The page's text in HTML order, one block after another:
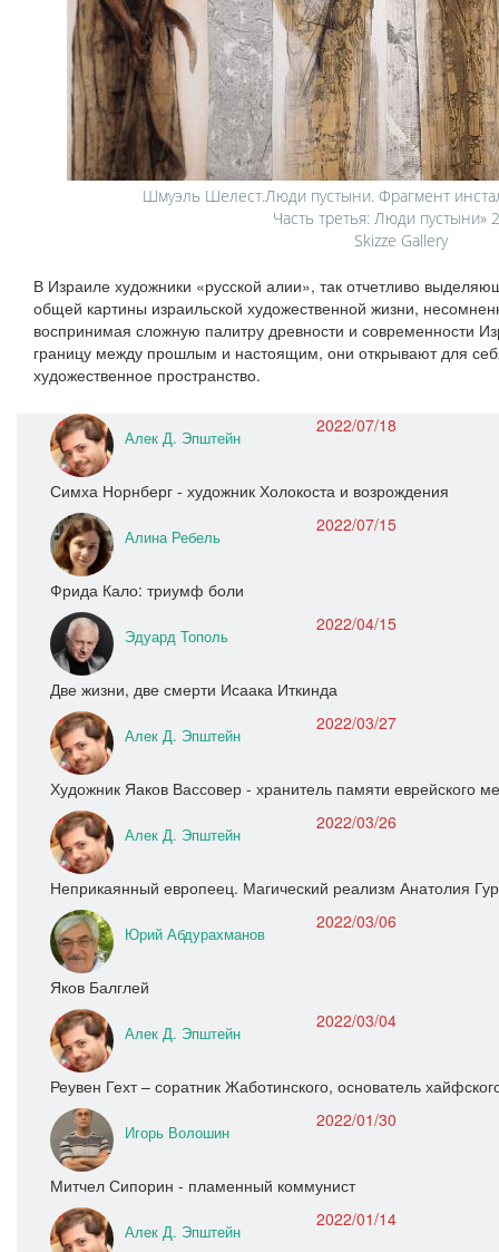
Шмуэль Шелест.Люди пустыни. Фрагмент
Часть третья: Люди пустыни»
Skizze Gallery
В Израиле художники «русской алии», так отчетливо
общей картины израильской художественной жизни,
воспринимая сложную палитру древности и современности
границу между прошлым и настоящим, они открывают для
художественное пространство.
Алек Д. Эпштейн
2022/07/18
Симха Норнберг - художник Холокоста и возрождения
Алина Ребель
2022/07/15
Фрида Кало: триумф боли
Эдуард Тополь
2022/04/15
Две жизни, две смерти Исаака Иткинда
Алек Д. Эпштейн
2022/03/27
Художник Яаков Вассовер - хранитель памяти еврейского
Алек Д. Эпштейн
2022/03/26
Неприкаянный европеец. Магический реализм Анатолия
Юрий Абдурахманов
2022/03/06
Яков Балглей
Алек Д. Эпштейн
2022/03/04
Реувен Гехт – соратник Жаботинского, основатель
Игорь Волошин
2022/01/30
Митчел Сипорин - пламенный коммунист
Алек Д. Эпштейн
2022/01/14